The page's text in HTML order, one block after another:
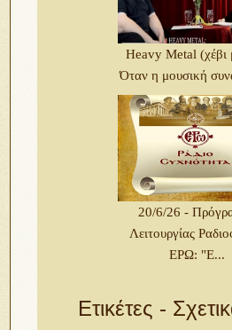
Heavy Metal (χέβι
Όταν η μουσική
20/6/26 -
Λειτουργίας
ΕΡΩ: "Ε...
Ετικέτες -